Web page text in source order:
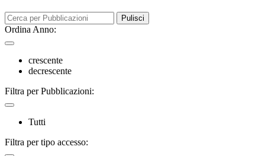
Pulisci
Ordina Anno:
crescente
decrescente
Filtra per Pubblicazioni:
Tutti
Filtra per tipo accesso: